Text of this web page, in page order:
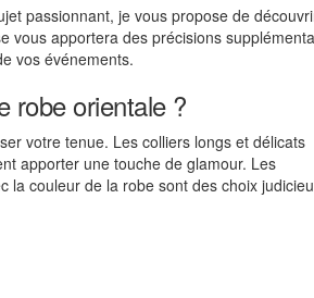
passionnant, je vous propose de
vous apportera des précisions
vos événements.
robe orientale ?
votre tenue. Les colliers longs et délicats
apporter une touche de glamour. Les
la couleur de la robe sont des choix